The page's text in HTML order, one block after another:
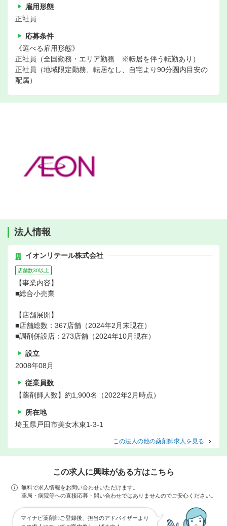
雇用形態
正社員
応募条件
《選べる雇用形態》
正社員（全国勤務・エリア勤務 ※転居を伴う転勤あり）
正社員（地域限定勤務、転居なし、自宅より90分圏内目安の
配属）
法人情報
イオンリテール株式会社
店舗数30以上
【事業内容】
■総合小売業
【店舗展開】
■店舗総数：367店舗（2024年2月末現在）
■調剤併設店：273店舗（2024年10月現在）
設立
2008年08月
従業員数
【薬剤師人数】約1,900名（2022年2月時点）
所在地
埼玉県戸田市美女木東1-3-1
この法人の他の薬剤師求人を見る
この求人に興味がある方はこちら
無料で求人情報をお問い合わせいただけます。
薬局・病院等への直接応募・問い合わせではありませんのでご安心ください。
マイナビ薬剤師ご登録後、担当のアドバイザーより